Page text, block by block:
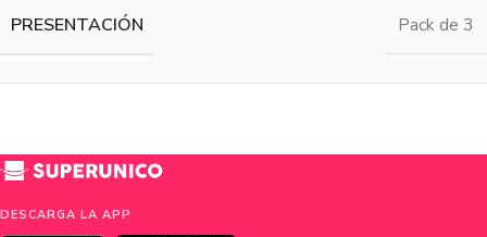
PRESENTACIÓN Pack de 3
DESCARGA LA APP